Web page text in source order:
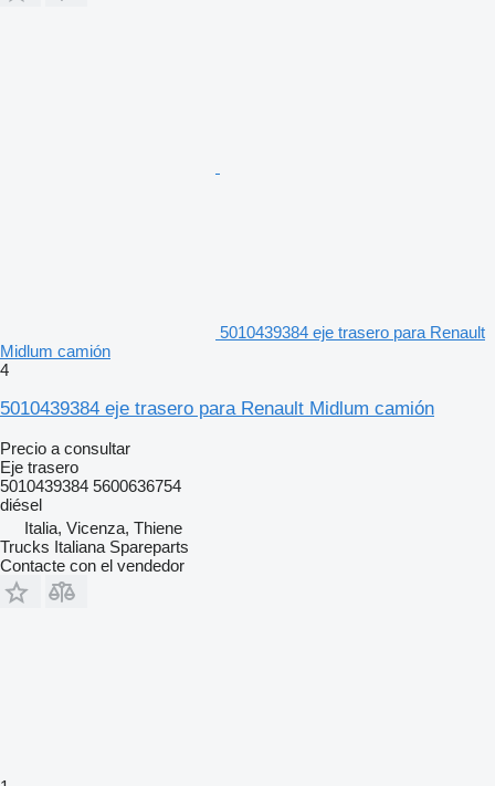
5010439384 eje trasero para Renault
Midlum camión
4
5010439384 eje trasero para Renault Midlum camión
Precio a consultar
Eje trasero
5010439384 5600636754
diésel
Italia, Vicenza, Thiene
Trucks Italiana Spareparts
Contacte con el vendedor